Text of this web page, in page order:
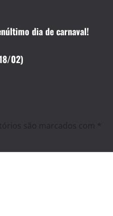
dia de carnaval!
02)
são marcados com *